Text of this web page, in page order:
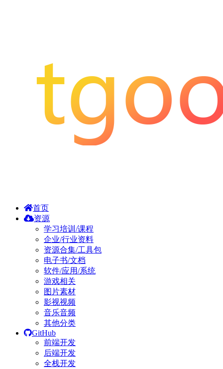
首页
资源
学习培训/课程
企业/行业资料
资源合集/工具包
电子书/文档
软件/应用/系统
游戏相关
图片素材
影视视频
音乐音频
其他分类
GitHub
前端开发
后端开发
全栈开发